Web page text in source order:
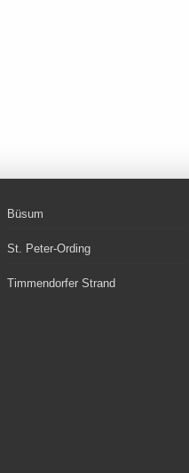
Büsum
St. Peter-Ording
Timmendorfer Strand